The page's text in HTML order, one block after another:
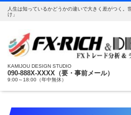
人生は知っているかどうかの違いで大きく差がつく。
け」
KAMIJOU DESIGN STUDIO
090-888X-XXXX（要・事前メール）
9:00～18:00（年中無休）